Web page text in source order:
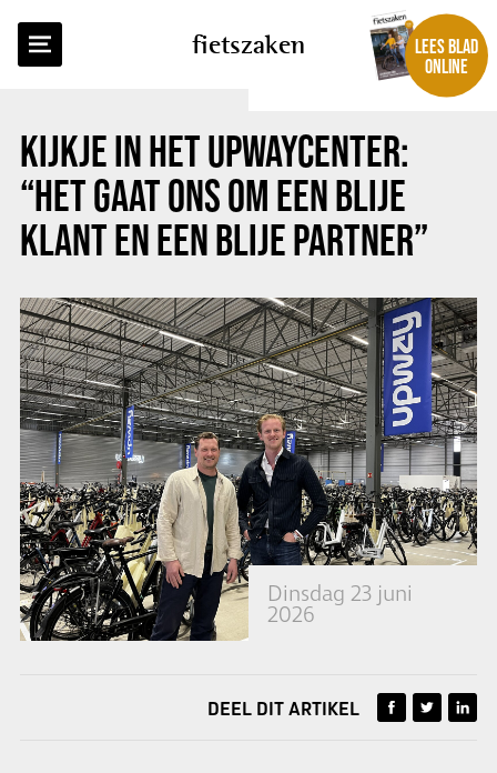
fietszaken
LEES BLAD
ONLINE
KIJKJE IN HET UPWAYCENTER:
“HET GAAT ONS OM EEN BLIJE
KLANT EN EEN BLIJE PARTNER”
Dinsdag 23 juni
2026
TERUG NAAR OVERZICHT
DEEL DIT ARTIKEL